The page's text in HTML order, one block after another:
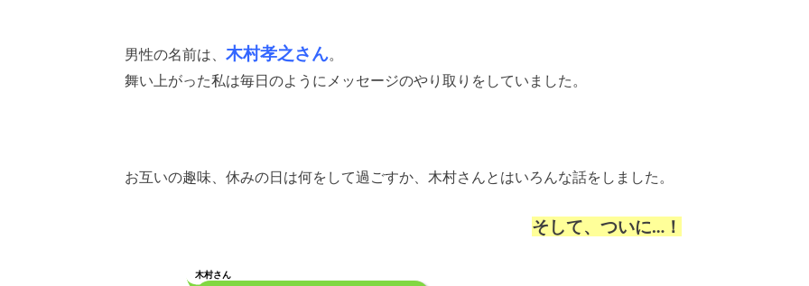
男性の名前は、 木村孝之さん
舞い上がった私は毎日のようにメッセージのやり取りをしていました。
お互いの趣味、休みの日は何をして過ごすか、木村さんとはいろんな話をしました。
そして、ついに…！
木村さん